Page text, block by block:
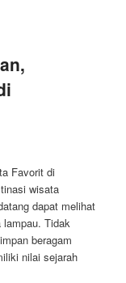
Favorit di
wisata
dapat melihat
lampau. Tidak
beragam
nilai sejarah